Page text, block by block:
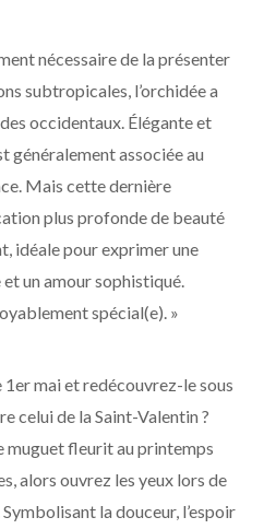
nécessaire de la présenter
subtropicales, l’orchidée a
occidentaux. Élégante et
généralement associée au
Mais cette dernière
plus profonde de beauté
idéale pour exprimer une
un amour sophistiqué.
spécial(e). »
1er mai et redécouvrez-le sous
celui de la Saint-Valentin ?
muguet fleurit au printemps
alors ouvrez les yeux lors de
la douceur, l’espoir